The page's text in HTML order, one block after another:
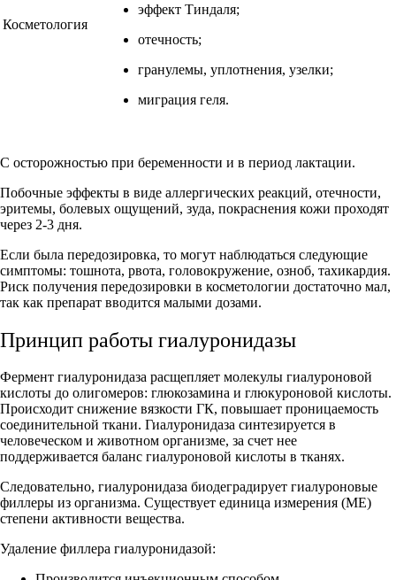
Косметология
эффект Тиндаля;
отечность;
гранулемы, уплотнения, узелки;
миграция геля.
С осторожностью при беременности и в период лактации.
Побочные эффекты в виде аллергических реакций, отечности,
эритемы, болевых ощущений, зуда, покраснения кожи проходят
через 2-3 дня.
Если была передозировка, то могут наблюдаться следующие
симптомы: тошнота, рвота, головокружение, озноб, тахикардия.
Риск получения передозировки в косметологии достаточно мал,
так как препарат вводится малыми дозами.
Принцип работы гиалуронидазы
Фермент гиалуронидаза расщепляет молекулы гиалуроновой
кислоты до олигомеров: глюкозамина и глюкуроновой кислоты.
Происходит снижение вязкости ГК, повышает проницаемость
соединительной ткани. Гиалуронидаза синтезируется в
человеческом и животном организме, за счет нее
поддерживается баланс гиалуроновой кислоты в тканях.
Следовательно, гиалуронидаза биодеградирует гиалуроновые
филлеры из организма. Существует единица измерения (МЕ)
степени активности вещества.
Удаление филлера гиалуронидазой: